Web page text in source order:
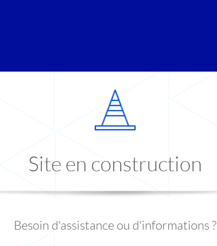
Site en construction
Besoin d'assistance ou d'informations ?